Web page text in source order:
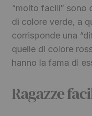
“molto facili” sono
di colore verde, a
corrisponde una
quelle di colore
hanno la fama di
Ragazze